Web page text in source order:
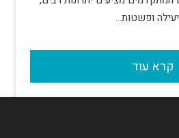
יעילה ופשטות…
קרא עוד